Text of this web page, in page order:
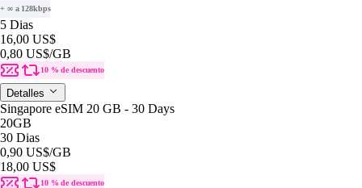
+ ∞ a 128kbps
5 Dias
16,00 US$
0,80 US$/GB
10 % de descuento
Detalles
Singapore eSIM 20 GB - 30 Days
20GB
30 Dias
0,90 US$/GB
18,00 US$
10 % de descuento